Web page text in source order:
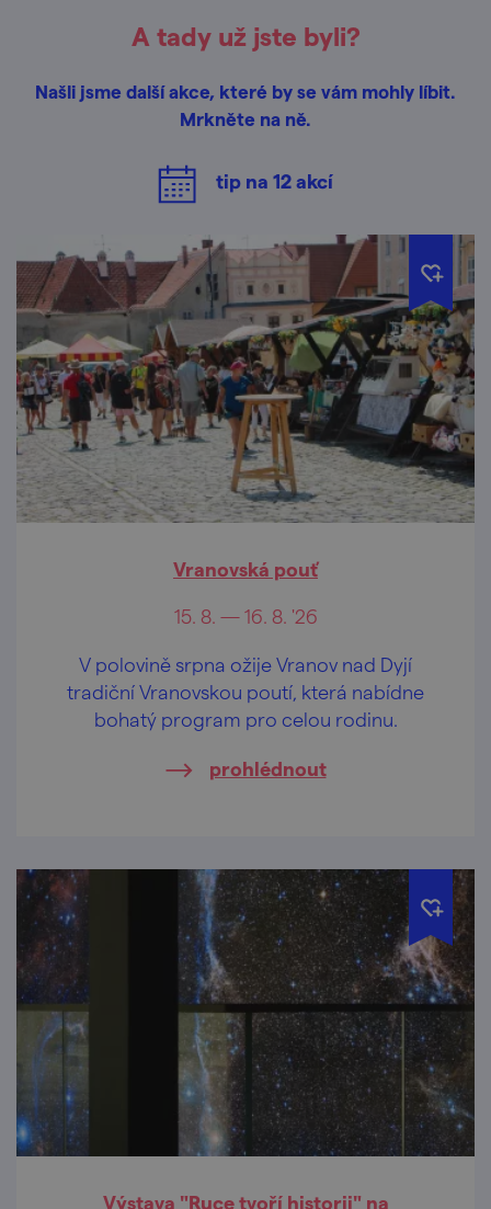
A tady už jste byli?
Našli jsme další akce, které by se vám mohly líbit.
Mrkněte na ně.
tip na 12akcí
Vranovská pouť
15. 8. — 16. 8. '26
V polovině srpna ožije Vranov nad Dyjí
tradiční Vranovskou poutí, která nabídne
bohatý program pro celou rodinu.
prohlédnout
Výstava "Ruce tvoří historii" na